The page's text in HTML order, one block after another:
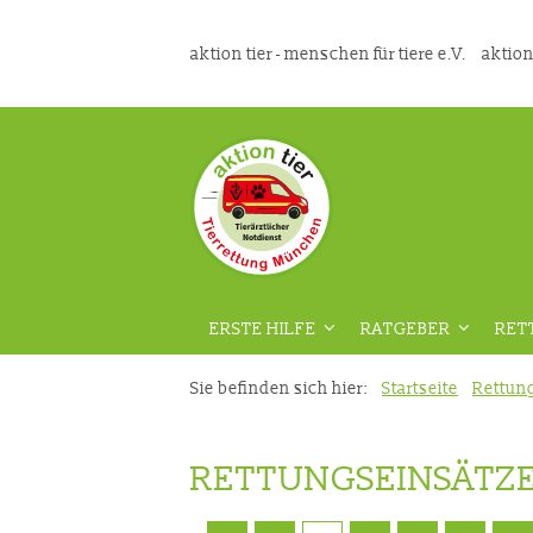
aktion tier - menschen für tiere e.V.
ERSTE HILFE
DIE RICHTIGE VORBEREITUNG
VIDEOKURS
RATGEBER
AUS DER
RATGEBER
Sie befinden sich hier: Startseite